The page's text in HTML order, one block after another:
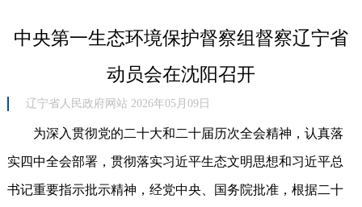
中央第一生态环境保护督察组督察辽宁省
动员会在沈阳召开
辽宁省人民政府网站 2026年05月09日
为深入贯彻党的二十大和二十届历次全会精神，认真落
实四中全会部署，贯彻落实习近平生态文明思想和习近平总
书记重要指示批示精神，经党中央、国务院批准，根据二十